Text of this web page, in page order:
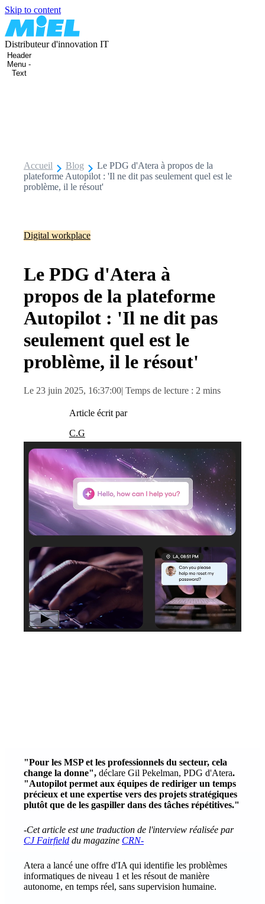
Skip to content
Distributeur d'innovation IT
Header
Menu -
Text
Accueil Blog
Le PDG d'Atera à propos de la
plateforme Autopilot : 'Il ne dit pas seulement quel est le
problème, il le résout'
Digital workplace
Le PDG d'Atera à
propos de la plateforme
Autopilot : 'Il ne dit pas
seulement quel est le
problème, il le résout'
Le 23 juin 2025, 16:37:00| Temps de lecture : 2 mins
Article écrit par
C.G
"Pour les MSP et les professionnels du secteur, cela
change la donne", déclare Gil Pekelman, PDG d'Atera.
"Autopilot permet aux équipes de rediriger un temps
précieux et une expertise vers des projets stratégiques
plutôt que de les gaspiller dans des tâches répétitives."
-Cet article est une traduction de l'interview réalisée par
CJ Fairfield du magazine CRN-
Atera a lancé une offre d'IA qui identifie les problèmes
informatiques de niveau 1 et les résout de manière
autonome, en temps réel, sans supervision humaine.